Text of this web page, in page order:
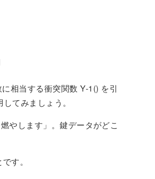
相当する衝突関数 Y-1() を引
てみましょう。
やします」。鍵データがどこ
す。